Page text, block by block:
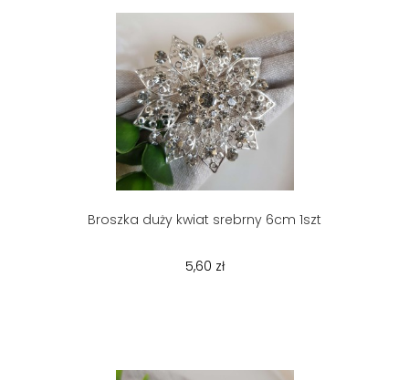
Broszka duży kwiat srebrny 6cm 1szt
5,60 zł